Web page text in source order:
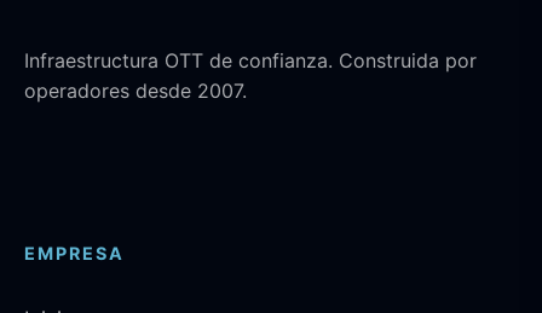
Infraestructura OTT de confianza. Construida por
operadores desde 2007.
EMPRESA